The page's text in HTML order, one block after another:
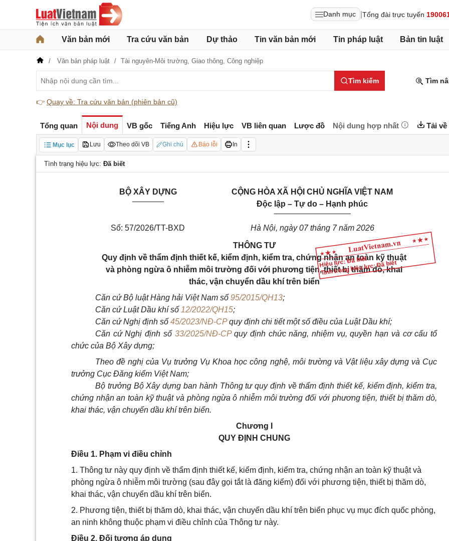
Danh mục Tổng đài trực tuyến
Văn bản mới Tra cứu văn bản Dự thảo Tin văn bản mới Tin pháp luật Bản tin luật
Văn bản pháp luật Tài nguyên-Môi trường, Giao thông, Công nghiệp
Tìm kiếm Tìm
👉 Quay về: Tra cứu văn bản (phiên bản cũ)
Tổng quan Nội dung VB gốc Tiếng Anh Hiệu lực VB liên quan Lược đồ Nội dung hợp nhất Tải về
Mục lục Lưu Theo dõi VB Ghi chú Báo lỗi In
Tình trạng hiệu lực: Đã biết
Hiệu lực: Đã biết
Tình trạng hiệu lực: Đã biết
BỘ XÂY DỰNG
_______
Số: 57/2026/TT-BXD
CỘNG HÒA XÃ HỘI CHỦ NGHĨA VIỆT NAM
Độc lập – Tự do – Hạnh phúc
_________________
Hà Nội, ngày 07 tháng 7 năm 2026
THÔNG TƯ
Quy định về thẩm định thiết kế, kiểm định, kiểm tra, chứng nhận an toàn kỹ thuật
và phòng ngừa ô nhiễm môi trường đối với phương tiện, thiết bị thăm dò, khai
thác, vận chuyển dầu khí trên biển
Căn cứ Bộ luật Hàng hải Việt Nam số 95/2015/QH13;
Căn cứ Luật Dầu khí số 12/2022/QH15;
Căn cứ Nghị định số 45/2023/NĐ-CPquy định chi tiết một số điều của Luật Dầu khí;
Căn cứ Nghị định số 33/2025/NĐ-CPquy định chức năng, nhiệm vụ, quyền hạn và cơ cấu tổ
chức của Bộ Xây dựng;
Theo đề nghị của Vụ trưởng Vụ Khoa học công nghệ, môi trường và Vật liệu xây dựng và Cục
trưởng Cục Đăng kiểm Việt Nam;
Bộ trưởng Bộ Xây dựng ban hành Thông tư quy định về thẩm định thiết kế, kiểm định, kiểm tra,
chứng nhận an toàn kỹ thuật và phòng ngừa ô nhiễm môi trường đối với phương tiện, thiết bị thăm dò,
khai thác, vận chuyển dầu khí trên biển.
Chương I
QUY ĐỊNH CHUNG
Điều 1. Phạm vi điều chỉnh
1. Thông tư này quy định về thẩm định thiết kế, kiểm định, kiểm tra, chứng nhận an toàn kỹ thuật và
phòng ngừa ô nhiễm môi trường (sau đây gọi tắt là đăng kiểm) đối với phương tiện, thiết bị thăm dò,
khai thác, vận chuyển dầu khí trên biển.
2. Phương tiện, thiết bị thăm dò, khai thác, vận chuyển dầu khí trên biển phục vụ mục đích quốc phòng,
an ninh không thuộc phạm vi điều chỉnh của Thông tư này.
Điều 2. Đối tượng áp dụng